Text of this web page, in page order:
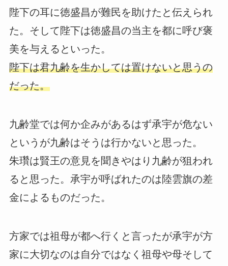
陛下の耳に徳盛昌が難民を助けたと伝えられ
た。そして陛下は徳盛昌の当主を都に呼び褒
美を与えるといった。
陛下は君九齢を生かしては置けないと思うの
だった。
九齢堂では何か企みがあるはず承宇が危ない
というが九齢はそうは行かないと思った。
朱瓚は賢王の意見を聞きやはり九齢が狙われ
ると思った。承宇が呼ばれたのは陸雲旗の差
金によるものだった。
方家では祖母が都へ行くと言ったが承宇が方
家に大切なのは自分ではなく祖母や母そして